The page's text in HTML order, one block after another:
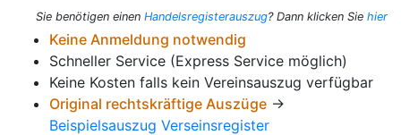
Sie benötigen einen Handelsregisterauszug? Dann klicken Sie hier
Keine Anmeldung notwendig
Schneller Service (Express Service möglich)
Keine Kosten falls kein Vereinsauszug verfügbar
Original rechtskräftige Auszüge →
Beispielsauszug Verseinsregister